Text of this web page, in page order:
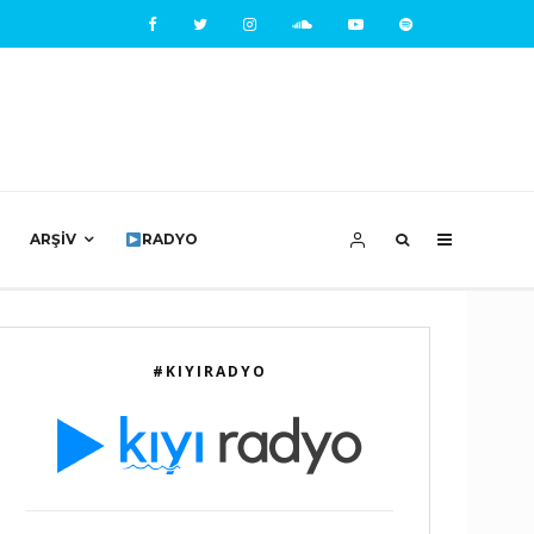
ARŞIV RADYO
#KIYIRADYO